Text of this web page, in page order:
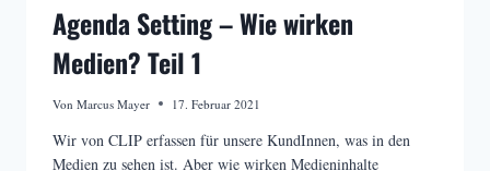
Agenda Setting – Wie wirken
Medien? Teil 1
Von Marcus Mayer 17. Februar 2021
Wir von CLIP erfassen für unsere KundInnen, was in den
Medien zu sehen ist. Aber wie wirken Medieninhalte